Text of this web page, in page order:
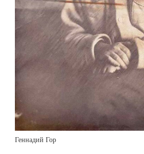
Геннадий Гор